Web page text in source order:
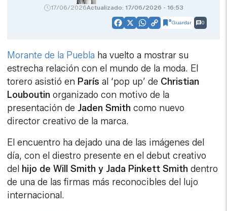
17/06/2026Actualizado: 17/06/2026 - 16:53
Facebook
X WhatsApp
CopyGuardar 0
Morante de la Puebla ha vuelto a mostrar su
estrecha relación con el mundo de la moda. El
torero asistió en Parísal ‘pop up’ de Christian
Louboutin organizado con motivo de la
presentación de Jaden Smith como nuevo
director creativo de la marca.
El encuentro ha dejado una de las imágenes del
día, con el diestro presente en el debut creativo
del hijo de Will Smith y Jada Pinkett Smith dentro
de una de las firmas más reconocibles del lujo
internacional.